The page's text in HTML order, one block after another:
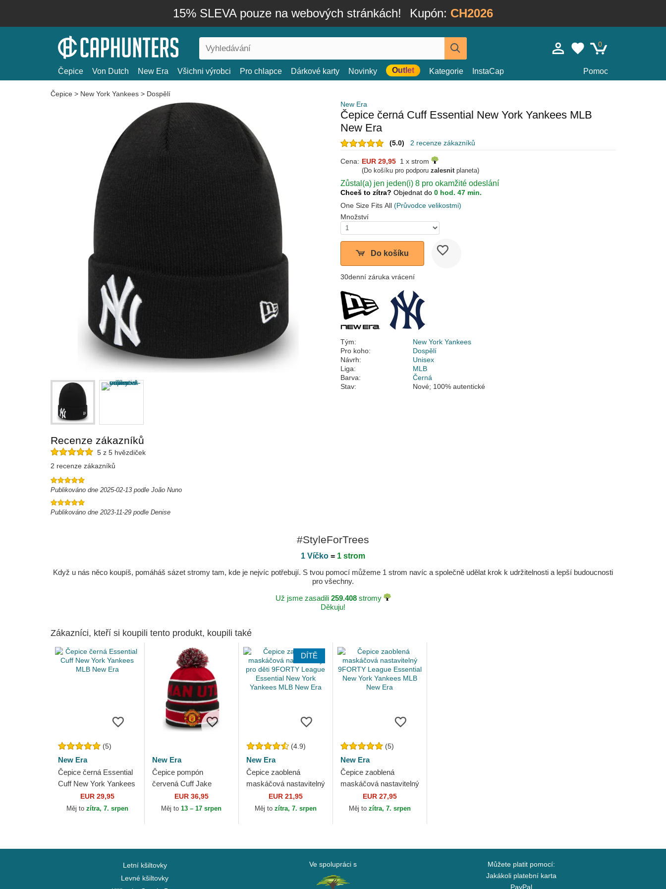
15% SLEVA pouze na webových stránkách! Kupón: CH2026
0
Čepice Von Dutch New Era Všichni výrobci Pro chlapce Dárkové karty Novinky Outlet Kategorie InstaCap Pomoc
Čepice > New York Yankees > Dospělí
New Era
Čepice černá Cuff Essential New York Yankees MLB
New Era
(5.0) 2 recenze zákazníků
Cena: EUR 29,95 1 x strom
(Do košíku pro podporu zalesnitplaneta)
Zůstal(a) jen jeden(i) 8 pro okamžité odeslání
Chceš to zítra? Objednat do 0 hod. 47 min.
One Size Fits All (Průvodce velikostmi)
Množství
Do košíku
30denní záruka vrácení
Tým:
New York Yankees
Pro koho:
Dospělí
Návrh:
Unisex
Liga:
MLB
Barva:
Černá
Stav:
Nové; 100% autentické
Recenze zákazníků
5 z 5 hvězdiček
2 recenze zákazníků
Publikováno dne 2025-02-13 podle João Nuno
Publikováno dne 2023-11-29 podle Denise
#StyleForTrees
1 Víčko = 1 strom
Když u nás něco koupíš, pomáháš sázet stromy tam, kde je nejvíc potřebují. S tvou pomocí můžeme 1 strom navíc a společně udělat krok k udržitelnosti a lepší budoucnosti
pro všechny.
Už jsme zasadili 259.408stromy
Děkuju!
Zákazníci, kteří si koupili tento produkt, koupili také
(5)
New Era
Čepice černá Essential
Cuff New York Yankees
MLB New Era
EUR 29,95
Měj to zítra, 7. srpen
New Era
Čepice pompón
červená Cuff Jake
Manchester United
Football Club Premier
EUR 36,95
Měj to13 – 17 srpen
DÍTĚ
(4.9)
New Era
Čepice zaoblená
maskáčová nastavitelný
pro děti 9FORTY
League Essential New
EUR 21,95
Měj to zítra, 7. srpen
(5)
New Era
Čepice zaoblená
maskáčová nastavitelný
9FORTY League
Essential New York
EUR 27,95
Měj to zítra, 7. srpen
Letní kšiltovky
Levné kšiltovky
Ve spolupráci s
Můžete platit pomocí:
Jakákoli platební karta
PayPal